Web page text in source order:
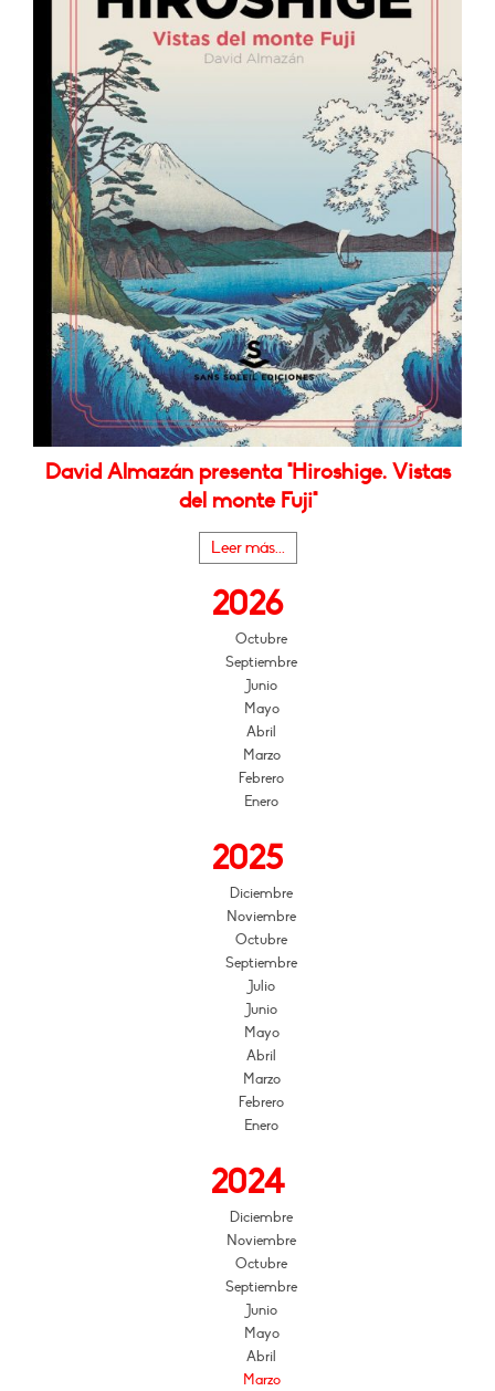
David Almazán presenta "Hiroshige. Vistas
del monte Fuji"
Leer más...
2026
Octubre
Septiembre
Junio
Mayo
Abril
Marzo
Febrero
Enero
2025
Diciembre
Noviembre
Octubre
Septiembre
Julio
Junio
Mayo
Abril
Marzo
Febrero
Enero
2024
Diciembre
Noviembre
Octubre
Septiembre
Junio
Mayo
Abril
Marzo